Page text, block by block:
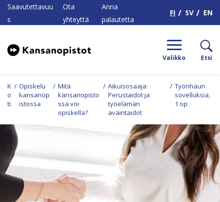
Saavutettavuu
s
Ota
yhteyttä
Anna
palautetta
FI SV EN
Valikko Etsi
K
o
ti
/ Opiskelu
kansanop
istossa
/ Mitä
kansanopisto
ssa voi
opiskella?
/ Aikuisosaaja:
Perustaidot ja
työelämän
avaintaidot
/ Työnhaun
sovelluksia,
1 op